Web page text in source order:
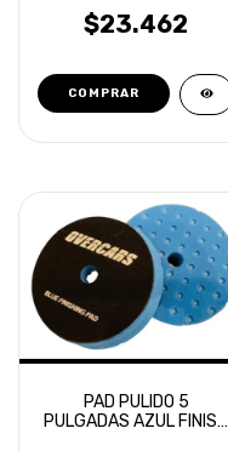
$23.462
PAD PULIDO 5
PULGADAS AZUL FINISH